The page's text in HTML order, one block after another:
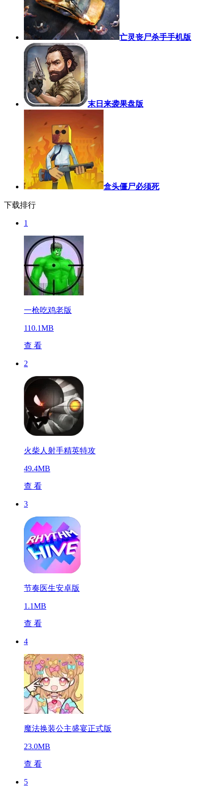
亡灵丧尸杀手手机版
末日来袭果盘版
盒头僵尸必须死
下载排行
1
一枪吃鸡老版
110.1MB
查 看
2
火柴人射手精英特攻
49.4MB
查 看
3
节奏医生安卓版
1.1MB
查 看
4
魔法换装公主盛宴正式版
23.0MB
查 看
5